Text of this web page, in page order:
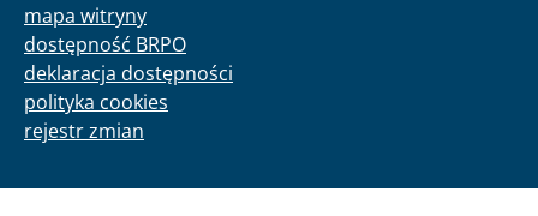
mapa witryny
dostępność BRPO
deklaracja dostępności
polityka cookies
rejestr zmian